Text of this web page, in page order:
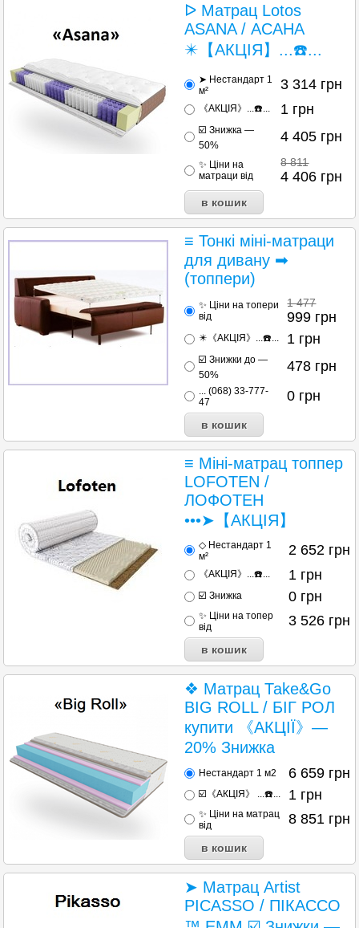
ᐅ Матрац Lotos
ASANA / АСАНА
✴️【АКЦІЯ】...☎️...
➤ Нестандарт 1
м²
3 314 грн
《АКЦІЯ》...☎️... 1 грн
☑️ Знижка —
50%
4 405 грн
✨ Ціни на
матраци від
8 811
4 406 грн
≡ Тонкі міні-матраци
для дивану ➡
(топпери)
✨ Ціни на топери
від
1 477
999 грн
✴️《АКЦІЯ》...☎️... 1 грн
☑️ Знижки до —
50%
478 грн
... (068) 33-777-
47
0 грн
≡ Міні-матрац топпер
LOFOTEN /
ЛОФОТЕН
•••➤【АКЦІЯ】
◇ Нестандарт 1
м²
2 652 грн
《АКЦІЯ》...☎️... 1 грн
☑️ Знижка 0 грн
✨ Ціни на топер
від
3 526 грн
❖ Матрац Таke&Go
BIG ROLL / БІГ РОЛ
купити 《АКЦІЇ》—
20% Знижка
Нестандарт 1 м2 6 659 грн
☑️《АКЦІЯ》 ...☎️... 1 грн
✨ Ціни на матрац
від
8 851 грн
➤ Матрац Artist
PICASSO / ПІКАССО